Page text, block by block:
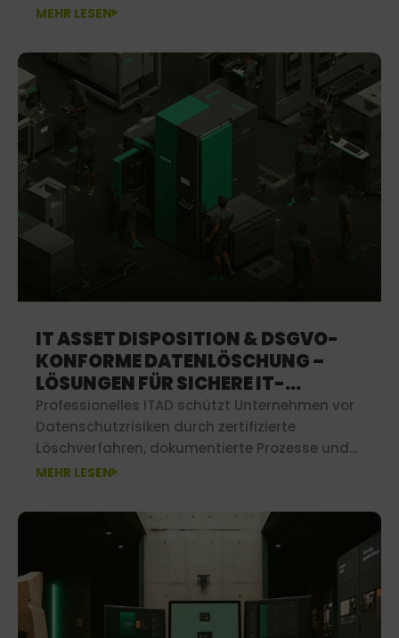
Wirtschaftlichkeit und Datenschutz perfekt
MEHR LESEN
IT ASSET DISPOSITION & DSGVO-
KONFORME DATENLÖSCHUNG –
LÖSUNGEN FÜR SICHERE IT-
ENTSORGUNG
Professionelles ITAD schützt Unternehmen vor
Datenschutzrisiken durch zertifizierte
Löschverfahren, dokumentierte Prozesse und
umweltgerechte Verwertung ausgedienter IT-
MEHR LESEN